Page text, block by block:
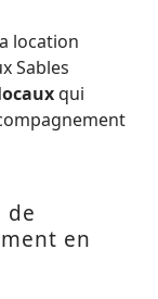
location
Sables
qui
de
en